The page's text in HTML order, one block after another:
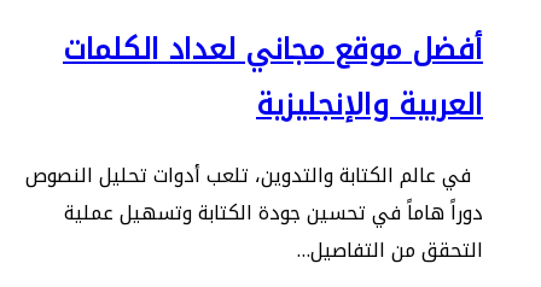
أفضل موقع مجاني لعداد الكلمات
العربية والإنجليزية
في عالم الكتابة والتدوين، تلعب أدوات تحليل النصوص
دوراً هاماً في تحسين جودة الكتابة وتسهيل عملية
التحقق من التفاصيل…